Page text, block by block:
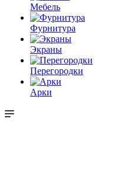
Мебель
Фурнитура
Экраны
Перегородки
Арки